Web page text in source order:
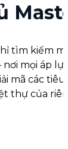
tìm kiếm
nơi mọi
mã các
thự của